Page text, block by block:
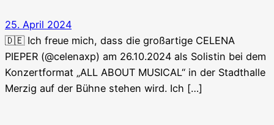
25. April 2024
🇩🇪 Ich freue mich, dass die großartige CELENA
PIEPER (@celenaxp) am 26.10.2024 als Solistin bei dem
Konzertformat „ALL ABOUT MUSICAL“ in der Stadthalle
Merzig auf der Bühne stehen wird. Ich […]